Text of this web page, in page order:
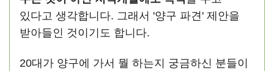
있다고 생각합니다. 그래서 '양구 파견' 제안을
받아들인 것이기도 합니다.
20대가 양구에 가서 뭘 하는지 궁금하신 분들이